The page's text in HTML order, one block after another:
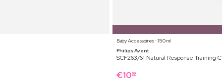
Baby Accessoires ⋅ 150 ml
Philips Avent
SCF263/61 Natural Response Training
€1069